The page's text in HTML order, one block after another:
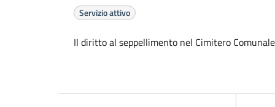
Servizio attivo
Il diritto al seppellimento nel Cimitero Comunale